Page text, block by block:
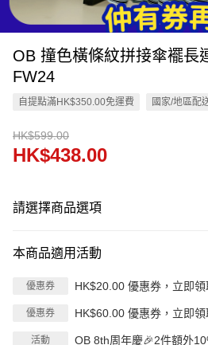
OB 撞色橫條紋拼接傘襬長
FW24
自提點滿HK$350.00免運費 國家/地區配
HK$599.00
HK$438.00
請選擇商品選項
本商品適用活動
優惠券 HK$20.00 優惠券，立即領
優惠券 HK$60.00 優惠券，立即領
活動 OB 8th周年慶🎉2件額外